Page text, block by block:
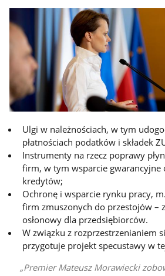
Ulgi w należnościach, w tym
płatnościach podatków i składek
Instrumenty na rzecz poprawy
firm, w tym wsparcie gwarancyjne
kredytów;
Ochronę i wsparcie rynku pracy,
firm zmuszonych do przestojów –
osłonowy dla przedsiębiorców.
W związku z rozprzestrzenianiem
przygotuje projekt specustawy w
Premier Mateusz Morawiecki